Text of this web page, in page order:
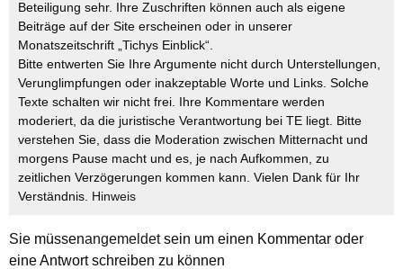
Beteiligung sehr. Ihre Zuschriften können auch als eigene
Beiträge auf der Site erscheinen oder in unserer
Monatszeitschrift „Tichys Einblick“.
Bitte entwerten Sie Ihre Argumente nicht durch Unterstellungen,
Verunglimpfungen oder inakzeptable Worte und Links. Solche
Texte schalten wir nicht frei. Ihre Kommentare werden
moderiert, da die juristische Verantwortung bei TE liegt. Bitte
verstehen Sie, dass die Moderation zwischen Mitternacht und
morgens Pause macht und es, je nach Aufkommen, zu
zeitlichen Verzögerungen kommen kann. Vielen Dank für Ihr
Verständnis. Hinweis
Sie müssenangemeldetsein um einen Kommentar oder
eine Antwort schreiben zu können